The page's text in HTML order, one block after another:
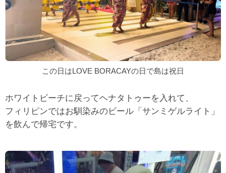
この日はLOVE BORACAYの日で島は祝日
ホワイトビーチに戻ってヘナタトゥーを入れて、
フィリピンではお馴染みのビール「サンミゲルライト」
を飲んで帰宅です。